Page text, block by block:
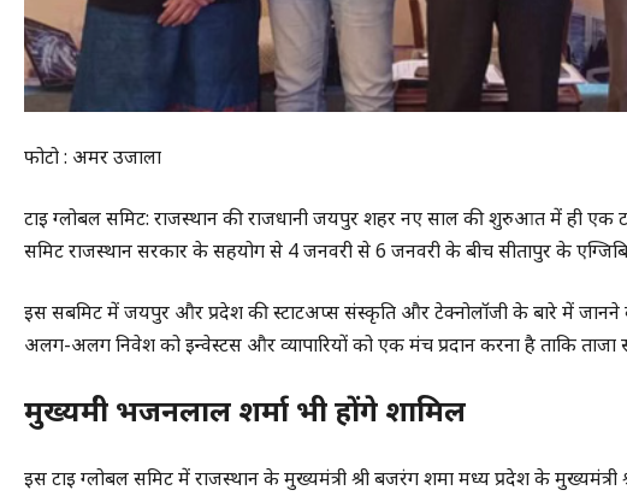
फोटो : अमर उजाला
टाई ग्लोबल समिट: राजस्थान की राजधानी जयपुर शहर नए साल की शुरुआत में ही एक
समिट राजस्थान सरकार के सहयोग से 4 जनवरी से 6 जनवरी के बीच सीतापुर के
इस सबमिट में जयपुर और प्रदेश की स्टार्टअप्स संस्कृति और टेक्नोलॉजी के बारे में
अलग-अलग निवेश को इन्वेस्टर्स और व्यापारियों को एक मंच प्रदान करना है ताकि ताजा
मुख्यमंत्री भजनलाल शर्मा भी होंगे शामिल
इस टाई ग्लोबल समिट में राजस्थान के मुख्यमंत्री श्री बजरंग शर्मा मध्य प्रदेश के